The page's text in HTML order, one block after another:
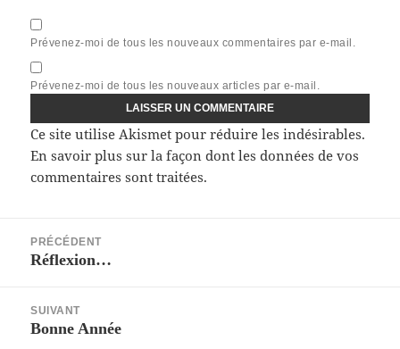
Prévenez-moi de tous les nouveaux commentaires par e-mail.
Prévenez-moi de tous les nouveaux articles par e-mail.
Ce site utilise Akismet pour réduire les indésirables.
En savoir plus sur la façon dont les données de vos
commentaires sont traitées.
PRÉCÉDENT
Article
Réflexion…
SUIVANT
Article
Bonne Année